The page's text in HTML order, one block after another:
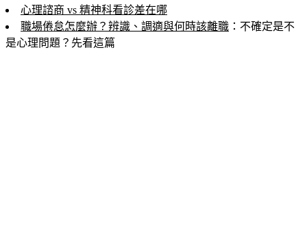
心理諮商 vs 精神科看診差在哪
職場倦怠怎麼辦？辨識、調適與何時該離職 ：不確定是不
是心理問題？先看這篇